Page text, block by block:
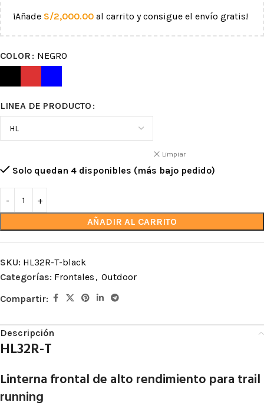
¡Añade S/2,000.00 al carrito y consigue el envío gratis!
COLOR NEGRO
LINEA DE PRODUCTO
Limpiar
Solo quedan 4 disponibles (más bajo pedido)
AÑADIR AL CARRITO
SKU: HL32R-T-black
Categorías: Frontales , Outdoor
Compartir:
Descripción
HL32R-T
Linterna frontal de alto rendimiento para trail
running